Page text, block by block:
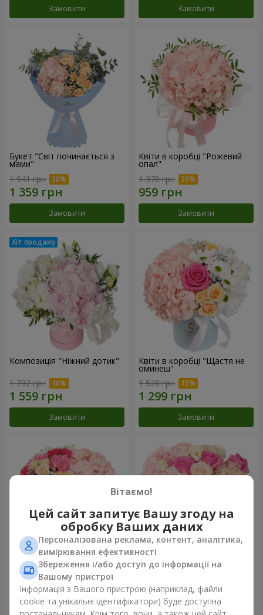
Замовити Замовити
Букет "Світ починається з
мами"
1 941 грн
Замовити
Квіти в коробці "Рожевий
опал"
1 370 грн
Замовити
Композиція "Ніжний дотик"
1 732 грн
Замовити
Квіти в коробці "Щастя не
оминеш"
1 528 грн
Замовити
Квіти в коробці "Соломія"
2 066 грн
Композиція "Barbie"
2 345 грн
Вітаємо!
Цей сайт запитує Вашу згоду на
обробку Ваших даних
Персоналізована реклама, контент, аналітика,
вимірювання ефективності
Збереження і/або доступ до інформації на
Вашому пристрої
Інформація з Вашого пристрою (наприклад, файли
cookie та унікальні ідентифікатори) буде доступна